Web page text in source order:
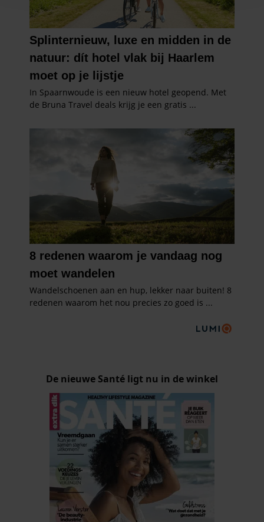
en om ons websiteverkeer te analyseren. Ook delen we
informatie over uw gebruik van onze site met onze
partners voor social media, adverteren en analyse. Deze
partners kunnen deze gegevens combineren met andere
informatie die u aan ze heeft verstrekt of die ze hebben
verzameld op basis van uw gebruik van hun services. U
gaat akkoord met onze cookies als u onze website blijft
gebruiken.
De nieuwe Santé ligt nu in de winkel